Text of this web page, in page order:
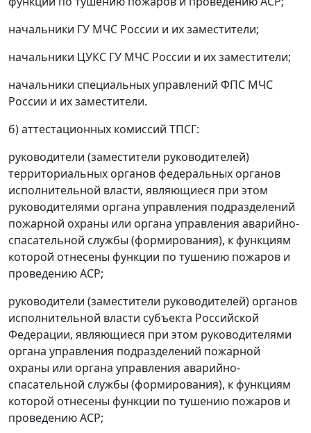
начальники ГУ МЧС России и их заместители;
начальники ЦУКС ГУ МЧС России и их заместители;
начальники специальных управлений ФПС МЧС
России и их заместители.
б) аттестационных комиссий ТПСГ:
руководители (заместители руководителей)
территориальных органов федеральных органов
исполнительной власти, являющиеся при этом
руководителями органа управления подразделений
пожарной охраны или органа управления аварийно-
спасательной службы (формирования), к функциям
которой отнесены функции по тушению пожаров и
проведению АСР;
руководители (заместители руководителей) органов
исполнительной власти субъекта Российской
Федерации, являющиеся при этом руководителями
органа управления подразделений пожарной
охраны или органа управления аварийно-
спасательной службы (формирования), к функциям
которой отнесены функции по тушению пожаров и
проведению АСР;